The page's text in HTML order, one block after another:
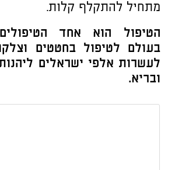
מתחיל להתקלף קלות.
הטיפול הוא אחד
בעולם לטיפול בחטטים
לעשרות אלפי ישראלים
ובריא.